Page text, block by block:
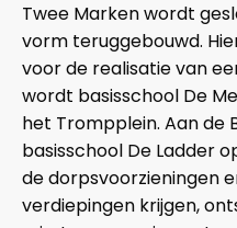
Twee Marken wordt
vorm teruggebouwd.
voor de realisatie van
wordt basisschool De
het Trompplein. Aan de
basisschool De Ladder
de dorpsvoorzieningen
verdiepingen krijgen,